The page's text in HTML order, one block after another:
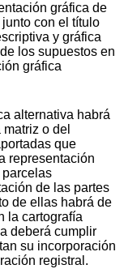
gráfica de
con el título
y gráfica
los supuestos en
gráfica
alternativa habrá
o del
que
representación
parcelas
de las partes
de ellas habrá de
la cartografía
deberá cumplir
su incorporación
registral.